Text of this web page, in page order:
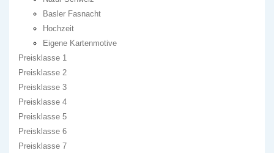
Basler Fasnacht
Hochzeit
Eigene Kartenmotive
Preisklasse 1
Preisklasse 2
Preisklasse 3
Preisklasse 4
Preisklasse 5
Preisklasse 6
Preisklasse 7